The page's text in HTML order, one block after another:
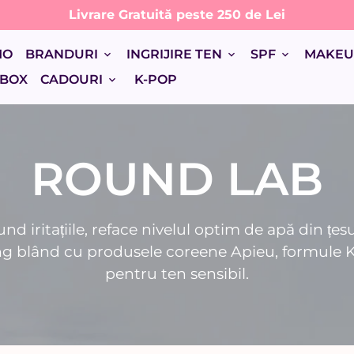
Livrare Gratuită peste 250 de Lei
BRANDURI keyboard_arrow_down INGRIJIRE TEN keyboard_arrow_down SPF keyboard_arrow_down
CADOURI keyboard_arrow_down K-POP
ROUND LAB
iritațiile, reface nivelul optim de apă din
blând cu produsele coreene Apieu, formule
pentru ten sensibil.